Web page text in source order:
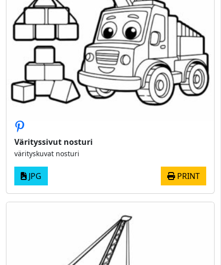
Värityssivut nosturi
värityskuvat nosturi
JPG PRINT